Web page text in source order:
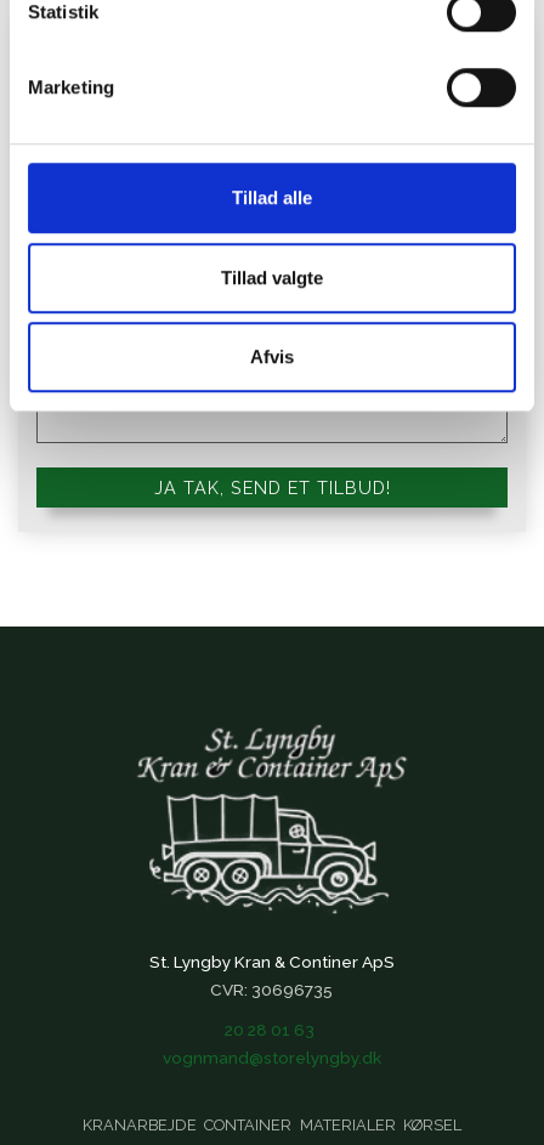
Statistik
Marketing
Tillad alle
Tillad valgte
Afvis
​Ønsker du et uforpligtende tilbud?
formularen så vender vi tilbage hurtigst muligt.
St. Lyngby Kran & Continer ApS
CVR: 30696735
20 28 01 63
vognmand@storelyngby.dk
KRANARBEJDE CONTAINER MATERIALER KØRSEL